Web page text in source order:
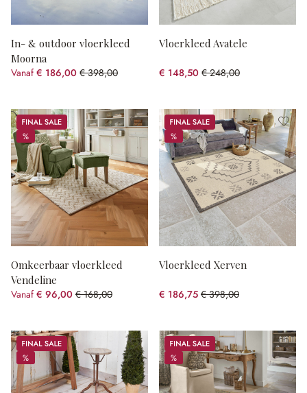
In- & outdoor vloerkleed
Moorna
Vanaf € 186,00 € 398,00
(53.27% gespart)
Vloerkleed Avatele
€ 148,50 € 248,00
(40.12% gespart)
Sale
%
%
Omkeerbaar vloerkleed
Vendeline
Vanaf € 96,00 € 168,00
(42.86% gespart)
Sale
%
%
Vloerkleed Xerven
€ 186,75 € 398,00
(53.08% gespart)
Sale
%
%
Sale
%
%